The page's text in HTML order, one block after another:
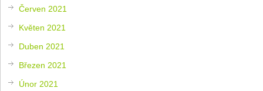
Červen 2021
Květen 2021
Duben 2021
Březen 2021
Únor 2021